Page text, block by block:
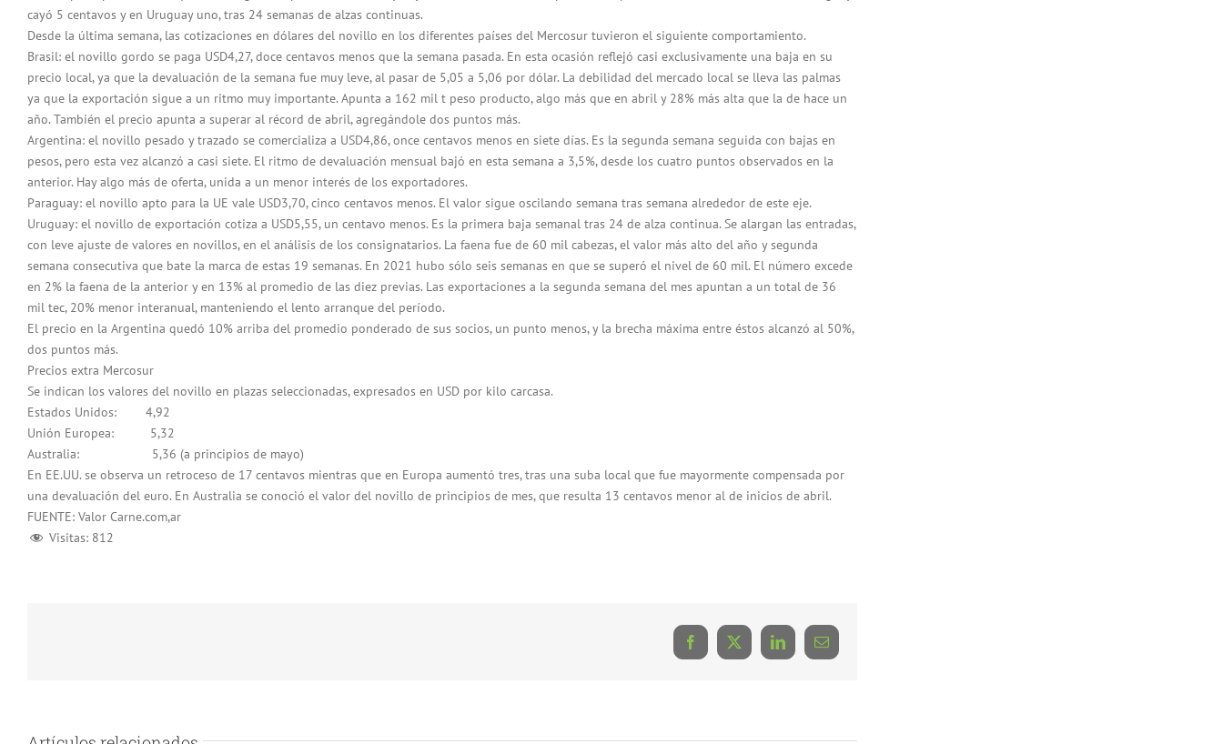
cayó 5 centavos y en Uruguay uno, tras 24 semanas de alzas continuas.
Desde la última semana, las cotizaciones en dólares del novillo en los diferentes países del Mercosur tuvieron el siguiente comportamiento.
Brasil: el novillo gordo se paga USD4,27, doce centavos menos que la semana pasada. En esta ocasión reflejó casi exclusivamente una baja en su
precio local, ya que la devaluación de la semana fue muy leve, al pasar de 5,05 a 5,06 por dólar. La debilidad del mercado local se lleva las palmas
ya que la exportación sigue a un ritmo muy importante. Apunta a 162 mil t peso producto, algo más que en abril y 28% más alta que la de hace un
año. También el precio apunta a superar al récord de abril, agregándole dos puntos más.
Argentina: el novillo pesado y trazado se comercializa a USD4,86, once centavos menos en siete días. Es la segunda semana seguida con bajas en
pesos, pero esta vez alcanzó a casi siete. El ritmo de devaluación mensual bajó en esta semana a 3,5%, desde los cuatro puntos observados en la
anterior. Hay algo más de oferta, unida a un menor interés de los exportadores.
Paraguay: el novillo apto para la UE vale USD3,70, cinco centavos menos. El valor sigue oscilando semana tras semana alrededor de este eje.
Uruguay: el novillo de exportación cotiza a USD5,55, un centavo menos. Es la primera baja semanal tras 24 de alza continua. Se alargan las entradas,
con leve ajuste de valores en novillos, en el análisis de los consignatarios. La faena fue de 60 mil cabezas, el valor más alto del año y segunda
semana consecutiva que bate la marca de estas 19 semanas. En 2021 hubo sólo seis semanas en que se superó el nivel de 60 mil. El número excede
en 2% la faena de la anterior y en 13% al promedio de las diez previas. Las exportaciones a la segunda semana del mes apuntan a un total de 36
mil tec, 20% menor interanual, manteniendo el lento arranque del período.
El precio en la Argentina quedó 10% arriba del promedio ponderado de sus socios, un punto menos, y la brecha máxima entre éstos alcanzó al 50%,
dos puntos más.
Precios extra Mercosur
Se indican los valores del novillo en plazas seleccionadas, expresados en USD por kilo carcasa.
Estados Unidos: 4,92
Unión Europea: 5,32
Australia: 5,36 (a principios de mayo)
En EE.UU. se observa un retroceso de 17 centavos mientras que en Europa aumentó tres, tras una suba local que fue mayormente compensada por
una devaluación del euro. En Australia se conoció el valor del novillo de principios de mes, que resulta 13 centavos menor al de inicios de abril.
FUENTE: Valor Carne.com,ar
Visitas: 812
Facebook
X LinkedInCorreo
electrónico